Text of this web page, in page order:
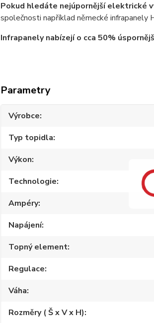
Pokud hledáte nejúpornější elektrické
společnosti například německé infrapanely
Infrapanely nabízejí o cca 50%
Parametry
Výrobce
Typ topidla
Výkon
Technologie
Ampéry
Napájení
Topný element
Regulace
Váha
Rozměry ( Š x V x H)